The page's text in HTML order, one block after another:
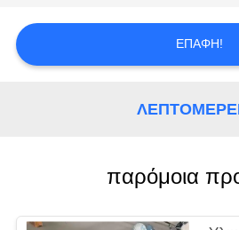
ΈΝΑ
ΑΠΌΣΠΑΣΜΑ
PRIVACY
ΕΠΑΦΉ!
παρόμοια